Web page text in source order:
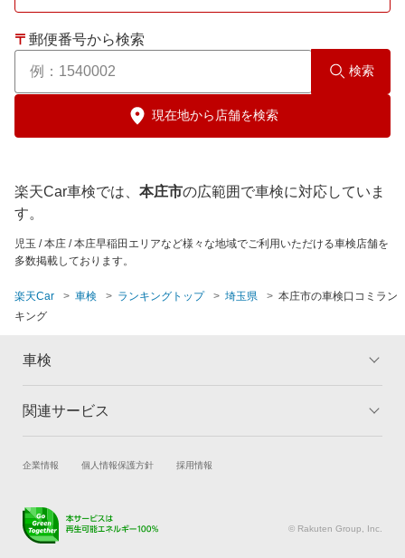
さいたま市西区
さいたま市見沼区
さいたま市
春日部市
川越市
北足立郡
北葛飾郡
行田市
久喜市
鴻巣市
〒 郵便番号から検索
検索
現在地から店舗を検索
楽天Car車検では、 本庄市の広範囲で車検に対応していま
す。
児玉 / 本庄 / 本庄早稲田エリアなど様々な地域でご利用いただける車検店舗を
多数掲載しております。
楽天Car 車検 ランキングトップ 埼玉県
本庄市の車検口コミラン
キング
車検
トップ
車検の基礎知識 キャンペーン一覧
関連サービス
試乗・商談 新車購入
キズ修理予約
メンテナンス管理
企業情報 個人情報保護方針 採用情報
© Rakuten Group, Inc.